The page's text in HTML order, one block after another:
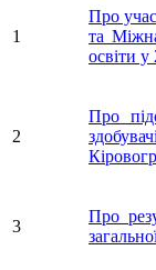
1
Про
та
освіти
2
Про
3
Про